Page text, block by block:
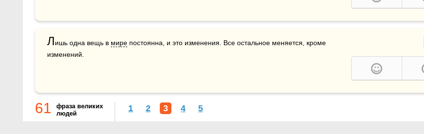
Лишь одна вещь в мире постоянна, и это изменения. Все остальное меняется, кроме
изменений.
61
фраза великих
людей
1 2 3 4 5